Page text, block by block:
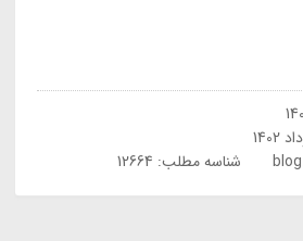
شناسه مطلب: 12664